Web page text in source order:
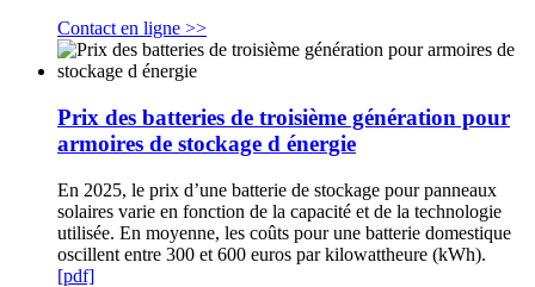
Contact en ligne >>
Prix des batteries de troisième génération pour
armoires de stockage d énergie
En 2025, le prix d’une batterie de stockage pour panneaux
solaires varie en fonction de la capacité et de la technologie
utilisée. En moyenne, les coûts pour une batterie domestique
oscillent entre 300 et 600 euros par kilowattheure (kWh).
[pdf]